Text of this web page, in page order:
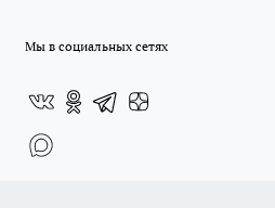
Мы в социальных сетях